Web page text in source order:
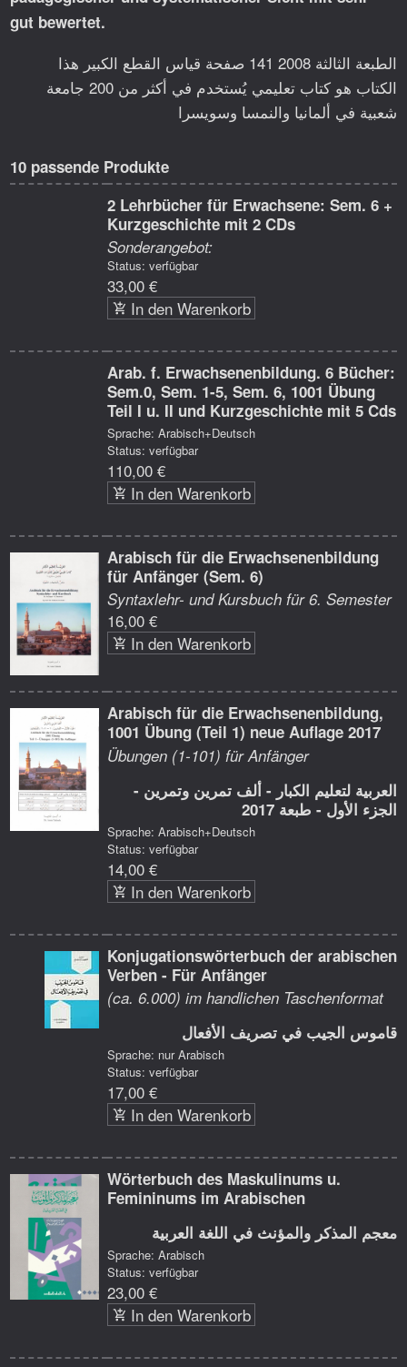
gut bewertet.
الطبعة الثالثة 2008 141 صفحة قياس القطع الكبير هذا
الكتاب هو كتاب تعليمي يُستخدم في أكثر من 200 جامعة
شعبية في ألمانيا والنمسا وسويسرا
10 passende Produkte
2 Lehrbücher für Erwachsene: Sem. 6 +
Kurzgeschichte mit 2 CDs
Sonderangebot:
Status: verfügbar
33,00 €
In den Warenkorb
Arab. f. Erwachsenenbildung. 6 Bücher:
Sem.0, Sem. 1-5, Sem. 6, 1001 Übung
Teil I u. II und Kurzgeschichte mit 5 Cds
Sprache: Arabisch+Deutsch
Status: verfügbar
110,00 €
In den Warenkorb
Arabisch für die Erwachsenenbildung
für Anfänger (Sem. 6)
Syntaxlehr- und Kursbuch für 6. Semester
16,00 €
In den Warenkorb
Arabisch für die Erwachsenenbildung,
1001 Übung (Teil 1) neue Auflage 2017
Übungen (1-101) für Anfänger
العربية لتعليم الكبار - ألف تمرين وتمرين -
الجزء الأول - طبعة 2017
Sprache: Arabisch+Deutsch
Status: verfügbar
14,00 €
In den Warenkorb
Konjugationswörterbuch der arabischen
Verben - Für Anfänger
(ca. 6.000) im handlichen Taschenformat
قاموس الجيب في تصريف الأفعال
Sprache: nur Arabisch
Status: verfügbar
17,00 €
In den Warenkorb
Wörterbuch des Maskulinums u.
Femininums im Arabischen
معجم المذكر والمؤنث في اللغة العربية
Sprache: Arabisch
Status: verfügbar
23,00 €
In den Warenkorb